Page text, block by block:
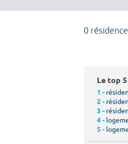
0
Le top
1 -
2 -
3 -
4 -
5 -